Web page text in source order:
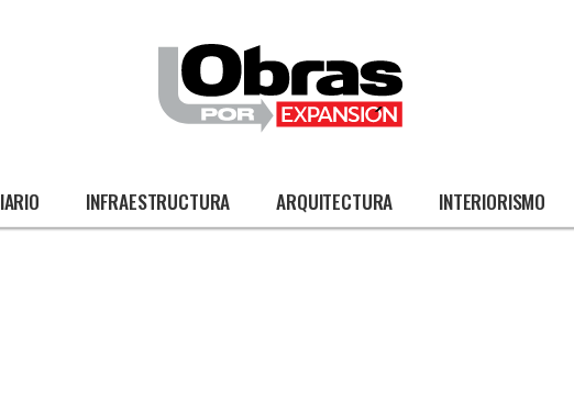
INFRAESTRUCTURA ARQUITECTURA INTERIORISMO